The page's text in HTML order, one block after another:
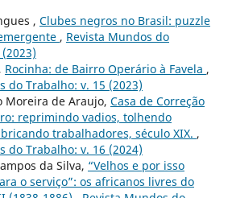
, Clubes negros no Brasil: puzzle
, Revista Mundos do
Rocinha: de Bairro Operário à Favela ,
do Trabalho: v. 15 (2023)
Moreira de Araujo, Casa de Correção
reprimindo vadios, tolhendo
trabalhadores, século XIX. ,
do Trabalho: v. 16 (2024)
da Silva, “Velhos e por isso
o serviço”: os africanos livres do